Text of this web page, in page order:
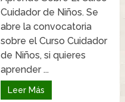
Cuidador de Niños. Se
abre la convocatoria
sobre el Curso Cuidador
de Niños, si quieres
aprender ...
Leer Más